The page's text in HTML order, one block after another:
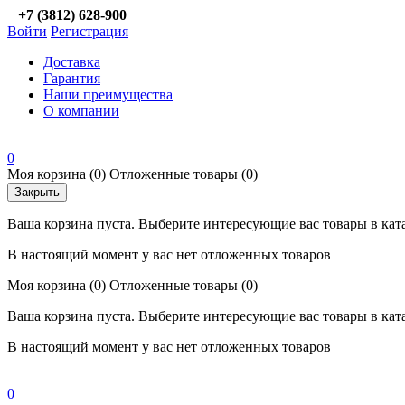
+7 (3812) 628-900
Войти Регистрация
Доставка
Гарантия
Наши преимущества
О компании
0
Моя корзина (0) Отложенные товары (0)
Закрыть
Ваша корзина пуста. Выберите интересующие вас товары в
В настоящий момент у вас нет отложенных товаров
Моя корзина (0) Отложенные товары (0)
Ваша корзина пуста. Выберите интересующие вас товары в
В настоящий момент у вас нет отложенных товаров
0